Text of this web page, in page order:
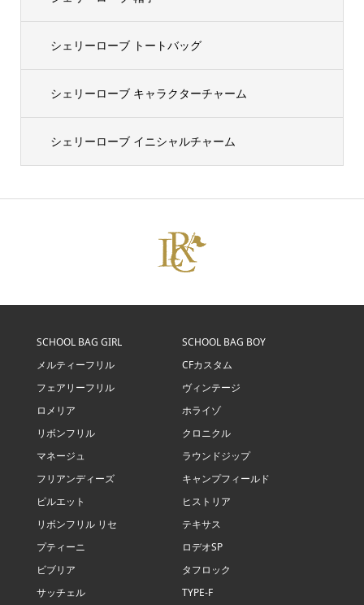
シェリーローブ トートバッグ
シェリーローブ キャラクターチャーム
シェリーローブ イニシャルチャーム
SCHOOL BAG GIRL
メルティーフリル
フェアリーフリル
ロメリア
リボンフリル
マネージュ
フリアンディーズ
ピルエット
リボンフリル リセ
プティーニ
ビブリア
サッチェル
SCHOOL BAG BOY
CFカスタム
ヴィンテージ
ホライゾ
クロニクル
ラウンドジップ
キャンプフィールド
ヒストリア
テキサス
ロデオSP
タフロック
TYPE-F